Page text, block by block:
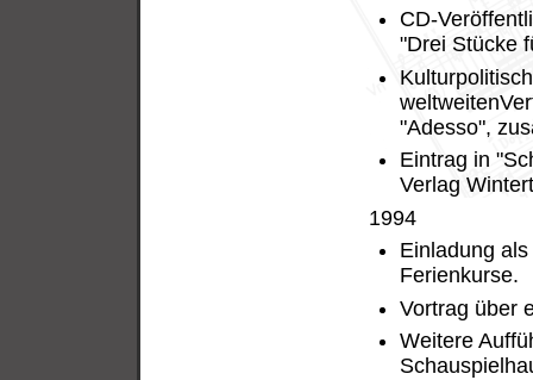
CD-
"Drei Stücke
"Adesso",
Eintrag in
Verlag
1994
Einladung
Ferienkurse.
Vortrag über
Weitere